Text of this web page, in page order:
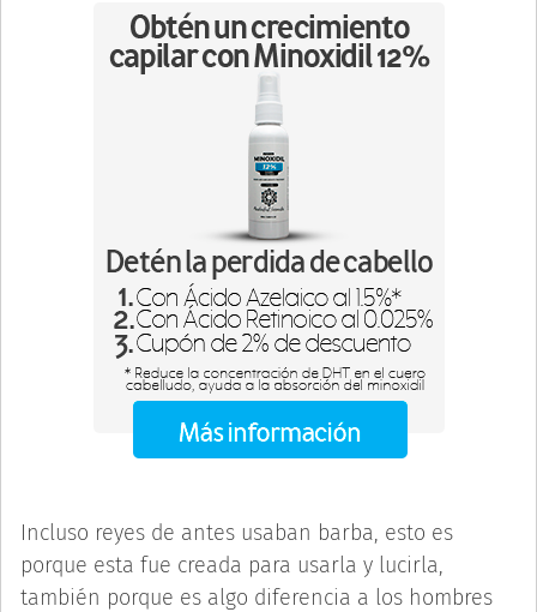
Incluso reyes de antes usaban barba, esto es
porque esta fue creada para usarla y lucirla,
también porque es algo diferencia a los hombres